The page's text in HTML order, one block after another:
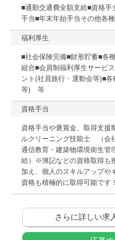
■通勤交通費全額支給■資格
手当■年末年始手当その他各
福利厚生
■社会保険完備■財形貯蓄■各
組合■会員制福利厚生サービ
ント(社員旅行・運動会等)■
等) 等
資格手当
資格手当や褒賞金、取得支援
ルクリーニング技能士 （会
通信教育・建築物環境衛生
給）※簿記などの資格取得も
加え、個人のスキルアップや
資格も積極的に取得可能です！
さらに詳しい求